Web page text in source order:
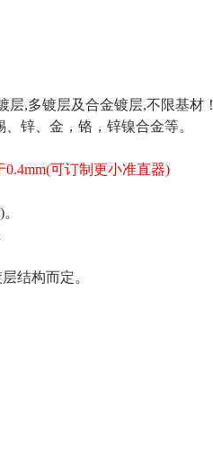
,多镀层及合金镀层,不限基材！
锌、金，铬，锌镍合金等。
可订制更小准直器)
结构而定。